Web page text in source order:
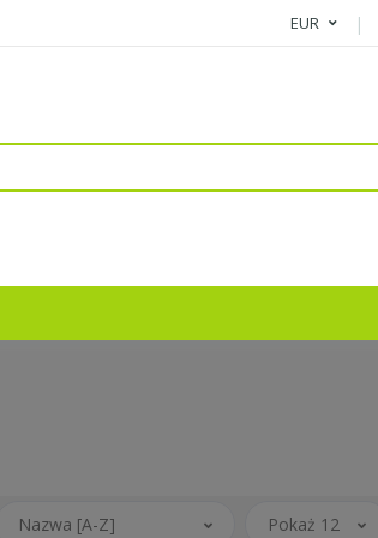
EUR
Nazwa [A-Z] Pokaż 12